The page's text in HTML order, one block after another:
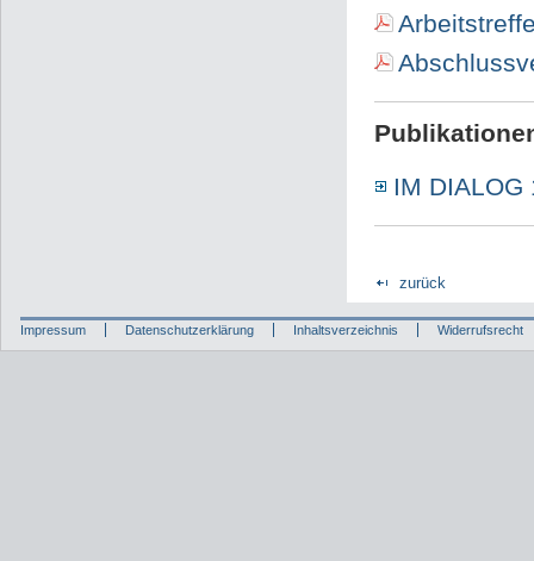
IM DIALOG
zurück
Impressum Datenschutzerklärung Inhaltsverzeichnis Widerrufsrecht